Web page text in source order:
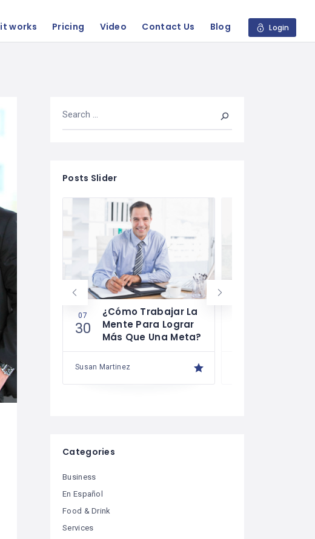
works Pricing Video Contact Us Blog Login
Posts Slider
Oro
07
30
¿Cómo Trabajar La
Mente Para Lograr
Más Que Una Meta?
Susan Martinez
Categories
Business
En Español
Food & Drink
Services